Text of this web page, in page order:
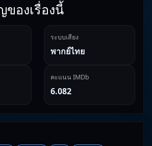
องเรื่องนี้
ระบบเสียง
พากย์ไทย
คะแนน IMDb
6.082